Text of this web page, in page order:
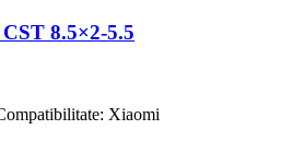
8.5×2-5.5
Xiaomi